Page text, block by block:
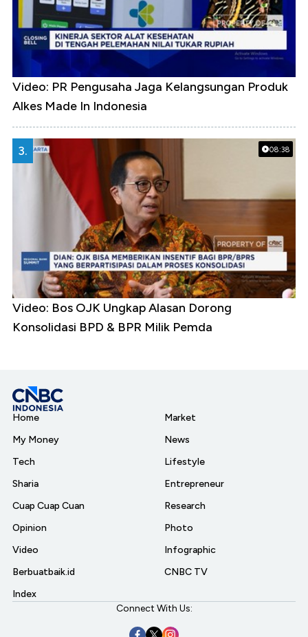
Video: PR Pengusaha Jaga Kelangsungan Produk
Alkes Made In Indonesia
08:38
3.
Video: Bos OJK Ungkap Alasan Dorong
Konsolidasi BPD & BPR Milik Pemda
Home
My Money
Tech
Sharia
Cuap Cuap Cuan
Opinion
Video
Berbuatbaik.id
Index
Market
News
Lifestyle
Entrepreneur
Research
Photo
Infographic
CNBC TV
Connect With Us: